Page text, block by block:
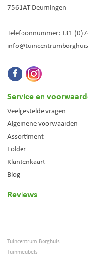
7561AT Deurningen
Telefoonnummer: +31
Service en
Veelgestelde vragen
Algemene voorwaarden
Assortiment
Folder
Klantenkaart
Blog
Reviews
Tuincentrum Borghuis
Tuinmeubels